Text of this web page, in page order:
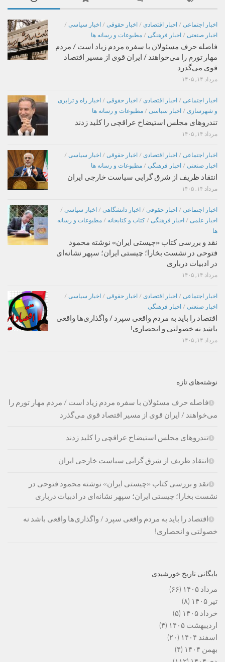
اخبار اجتماعی / اخبار اقتصادی / اخبار حقوقی / اخبار سیاسی /
اخبار صنعتی / اخبار فرهنگی / مطبوعات و رسانه ها
فاصله حرف مسئولان با سفره مردم زیاد است / مردم
مهار تورم را می‌خواهند / ایران قوی از مسیر اقتصاد
قوی می‌گذرد
مرداد ۱۴, ۱۴۰۵
اخبار اجتماعی / اخبار اقتصادی / اخبار حقوقی / اخبار راه و ترابری
و شهرسازی / اخبار سیاسی / مطبوعات و رسانه ها
تندروهای مجلس استیضاح عراقچی را کلید زدند
مرداد ۱۴, ۱۴۰۵
اخبار اجتماعی / اخبار اقتصادی / اخبار حقوقی / اخبار سیاسی /
اخبار صنعتی / اخبار فرهنگی / مطبوعات و رسانه ها
انتقاد ظریف از شرق گرایی سیاست خارجی ایران
مرداد ۱۴, ۱۴۰۵
اخبار اجتماعی / اخبار حقوقی / اخبار دانشگاهی / اخبار سیاسی /
اخبار علمی / اخبار فرهنگی / کتاب و کتابخانه / مطبوعات و رسانه
ها
نقد و بررسی کتاب «چیستی ایران» نوشته محمود
فتوحی در نشست بخارا؛ چیستی ایران؛ سپهر نشانه‌ای
در ادبیات درباری
مرداد ۱۴, ۱۴۰۵
اخبار اجتماعی / اخبار اقتصادی / اخبار حقوقی / اخبار سیاسی /
اخبار صنعتی / اخبار فرهنگی
اقتصاد را باید به مردم واقعی سپرد / واگذاری‌ها واقعی
باشد نه خصولتی و انحصاری!
مرداد ۱۴, ۱۴۰۵
نوشته‌های تازه
فاصله حرف مسئولان با سفره مردم زیاد است / مردم مهار تورم را
می‌خواهند / ایران قوی از مسیر اقتصاد قوی می‌گذرد
تندروهای مجلس استیضاح عراقچی را کلید زدند
انتقاد ظریف از شرق گرایی سیاست خارجی ایران
نقد و بررسی کتاب «چیستی ایران» نوشته محمود فتوحی در
نشست بخارا؛ چیستی ایران؛ سپهر نشانه‌ای در ادبیات درباری
اقتصاد را باید به مردم واقعی سپرد / واگذاری‌ها واقعی باشد نه
خصولتی و انحصاری!
بایگانی تاریخ خورشیدی
مرداد ۱۴۰۵
(۶۶)
تیر ۱۴۰۵
(۸)
خرداد ۱۴۰۵
(۵)
اردیبهشت ۱۴۰۵
(۴)
اسفند ۱۴۰۴
(۲۰)
بهمن ۱۴۰۴
(۴)